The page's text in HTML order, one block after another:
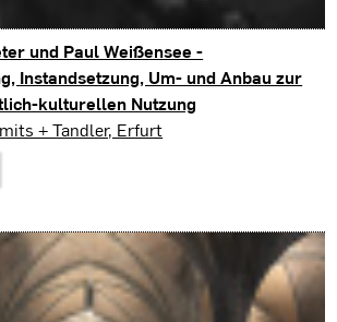
und Paul Weißensee -
Instandsetzung, Um- und Anbau zur
kulturellen Nutzung
+ Tandler, Erfurt